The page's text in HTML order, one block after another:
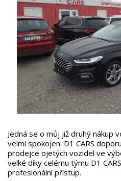
Jedná se o můj již druhý nákup
velmi spokojen. D1 CARS
prodejce ojetých vozidel ve
velké díky celému týmu D1
profesionální přístup.